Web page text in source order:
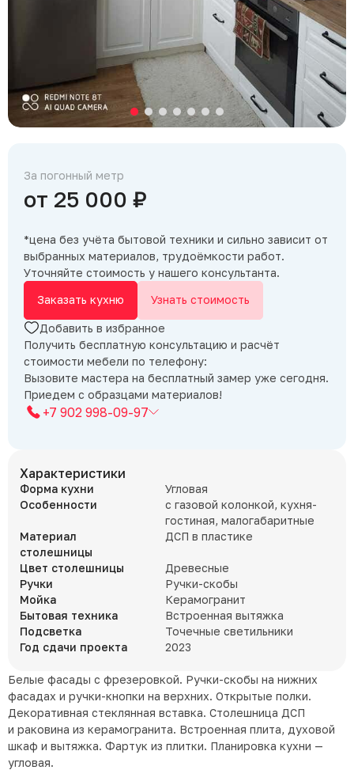
За погонный метр
от 25 000 ₽
*цена без учёта бытовой техники и сильно зависит от
выбранных материалов, трудоёмкости работ.
Уточняйте стоимость у нашего консультанта.
Заказать кухню Узнать стоимость
Добавить в избранное
Получить бесплатную консультацию и расчёт
стоимости мебели по телефону:
Вызовите мастера на бесплатный замер уже сегодня.
Приедем с образцами материалов!
+7 902 998-09-97
Характеристики
Форма кухни
Угловая
Особенности
с газовой колонкой, кухня-
гостиная, малогабаритные
Материал
столешницы
ДСП в пластике
Цвет столешницы
Древесные
Ручки
Ручки-скобы
Мойка
Керамогранит
Бытовая техника
Встроенная вытяжка
Подсветка
Точечные светильники
Год сдачи проекта
2023
Белые фасады с фрезеровкой. Ручки-скобы на нижних
фасадах и ручки-кнопки на верхних. Открытые полки.
Декоративная стеклянная вставка. Столешница ДСП
и раковина из керамогранита. Встроенная плита, духовой
шкаф и вытяжка. Фартук из плитки. Планировка кухни —
угловая.